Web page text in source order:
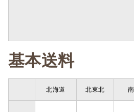
基本送料
北海道 北東北